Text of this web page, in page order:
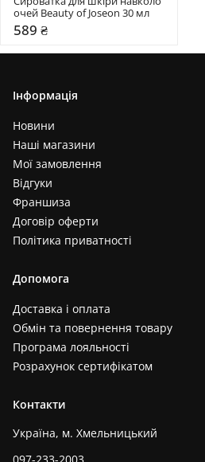
очей Beauty of Joseon 30 мл
589 ₴
Інформація
Новини
Наші магазини
Мої замовлення
Відгуки
Франшиза
Договір оферти
Політика приватності
Допомога
Доставка і оплата
Обмін та повернення товару
Програма лояльності
Розрахунок сертифікатом
Контакти
Україна, м. Хмельницький